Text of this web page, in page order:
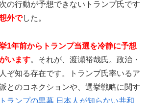
の行動が予想できないトランプ氏です
外でした。
1年前からトランプ当選を冷静に予想
います。それが、渡瀬裕哉氏。政治・
ぞ知る存在です。トランプ氏率いるア
とのコネクションや、選挙戦略に関す
トランプの黒幕 日本人が知らない共和